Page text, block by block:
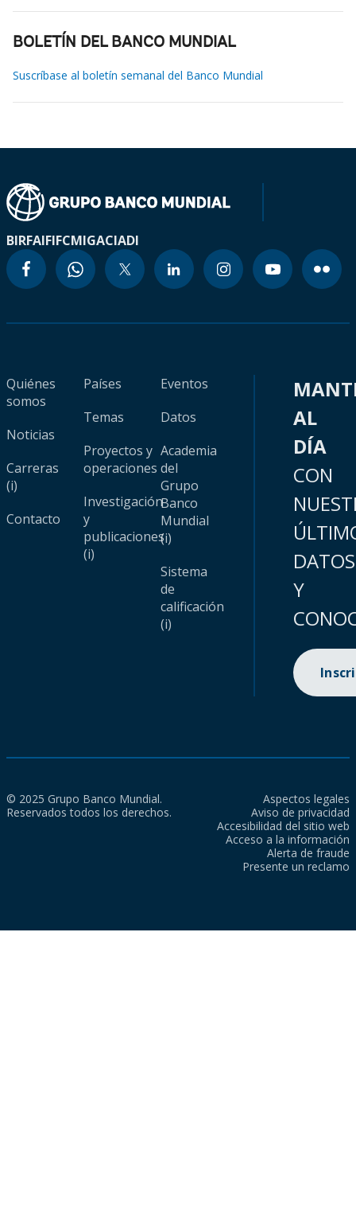
BOLETÍN DEL BANCO MUNDIAL
Suscríbase al boletín semanal del Banco Mundial
BIRFAIFIFCMIGACIADI
Quiénes
somos
Noticias
Carreras
(i)
Contacto
Países
Temas
Proyectos y
operaciones
Investigación
y
publicaciones
(i)
Eventos
Datos
Academia
del
Grupo
Banco
Mundial
(i)
Sistema
de
calificación
(i)
AL
DÍA
CON
DATOS
Y
© 2025 Grupo Banco Mundial.
Reservados todos los derechos.
Aspectos legales
Aviso de privacidad
Accesibilidad del sitio web
Acceso a la información
Alerta de fraude
Presente un reclamo